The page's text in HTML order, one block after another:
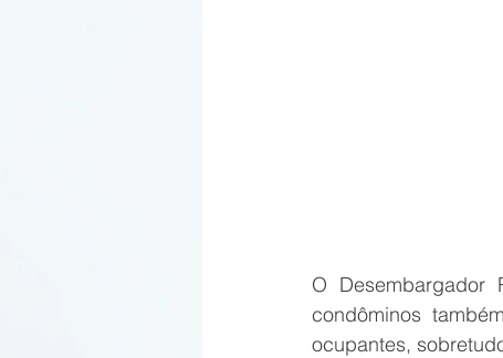
O
condôminos
ocupantes,